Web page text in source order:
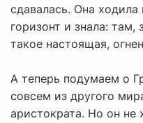
сдавалась. Она ходила
горизонт и знала: там,
такое настоящая,
А теперь подумаем о
совсем из другого
аристократа. Но он не